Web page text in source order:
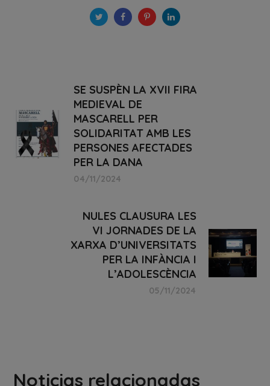
SE SUSPÈN LA XVII FIRA
MEDIEVAL DE
MASCARELL PER
SOLIDARITAT AMB LES
PERSONES AFECTADES
PER LA DANA
04/11/2024
NULES CLAUSURA LES
VI JORNADES DE LA
XARXA D’UNIVERSITATS
PER LA INFÀNCIA I
L’ADOLESCÈNCIA
05/11/2024
Noticias relacionadas